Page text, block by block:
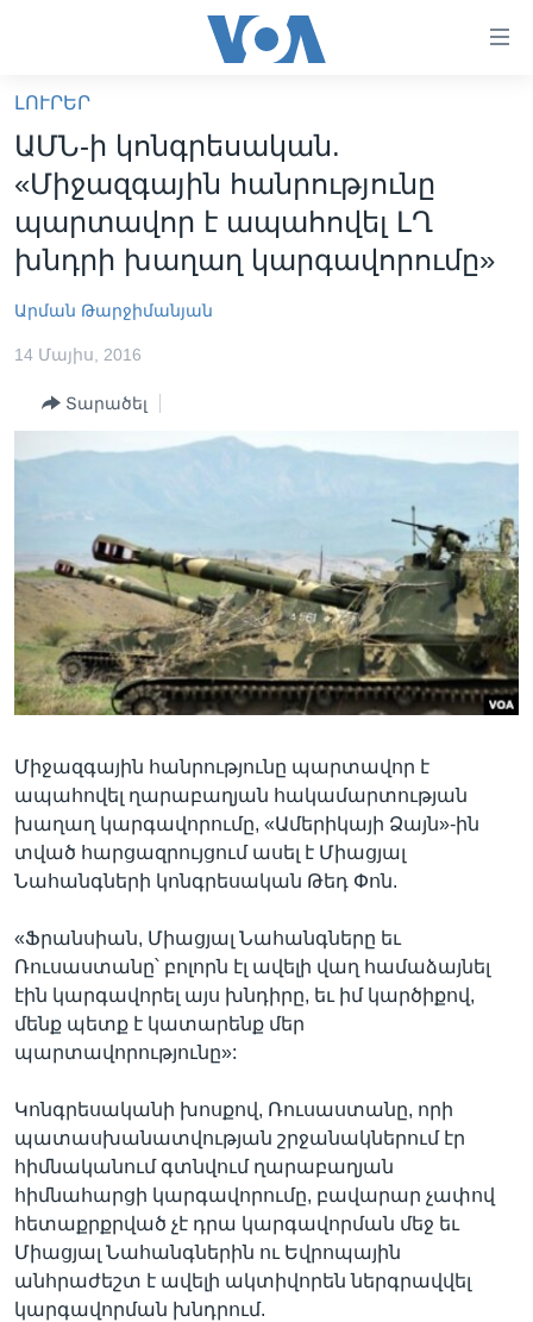
հիմնական
բովանդակությանը
անցնել
հիմնական
բովանդակությանը
հիմնական
ԼՈՒՐԵՐ
ՏԵՍԱՆՅՈՒԹԵՐ
Learning English
Լեզուներ
ԼՈՒՐԵՐ
ԱՄՆ-ի կոնգրեսական.
«Միջազգային հանրությունը
պարտավոր է ապահովել ԼՂ
խնդրի խաղաղ կարգավորումը»
Արման Թարջիմանյան
14 Մայիս, 2016
Տարածել
Միջազգային հանրությունը պարտավոր է
ապահովել ղարաբաղյան հակամարտության
խաղաղ կարգավորումը, «Ամերիկայի Ձայն»-ին
տված հարցազրույցում ասել է Միացյալ
Նահանգների կոնգրեսական Թեդ Փոն.
«Ֆրանսիան, Միացյալ Նահանգները եւ
Ռուսաստանը՝ բոլորն էլ ավելի վաղ համաձայնել
էին կարգավորել այս խնդիրը, եւ իմ կարծիքով,
մենք պետք է կատարենք մեր
պարտավորությունը»:
Կոնգրեսականի խոսքով, Ռուսաստանը, որի
պատասխանատվության շրջանակներում էր
հիմնականում գտնվում ղարաբաղյան
հիմնահարցի կարգավորումը, բավարար չափով
հետաքրքրված չէ դրա կարգավորման մեջ եւ
Միացյալ Նահանգներին ու Եվրոպային
անհրաժեշտ է ավելի ակտիվորեն ներգրավվել
կարգավորման խնդրում.